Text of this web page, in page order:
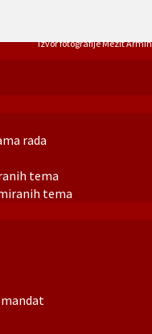
rada
tema
tema
Izvor fotografije Mezit Armin